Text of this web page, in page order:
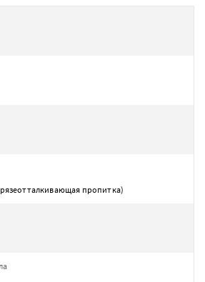
пропитка)